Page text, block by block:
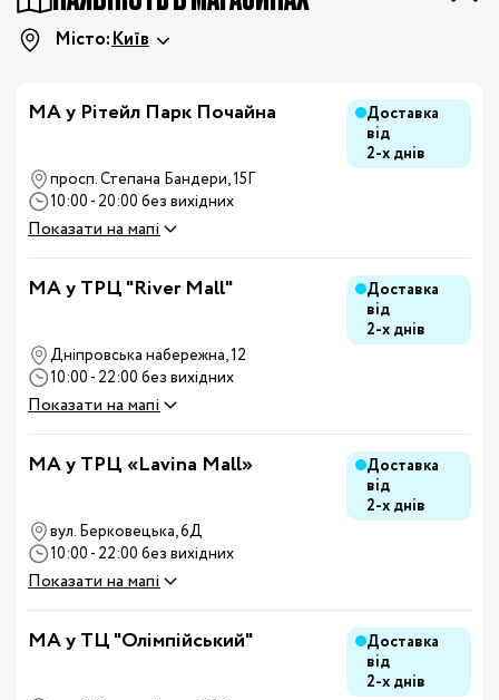
Місто:Київ
МА у Рітейл Парк Почайна
Доставка
від
2-х днів
просп. Степана Бандери, 15Г
10:00 - 20:00 без вихідних
Показати на мапі
MA у ТРЦ "River Mall"
Доставка
від
2-х днів
Дніпровська набережна, 12
10:00 - 22:00 без вихідних
Показати на мапі
MA у ТРЦ «Lavina Mall»
Доставка
від
2-х днів
вул. Берковецька, 6Д
10:00 - 22:00 без вихідних
Показати на мапі
MA у ТЦ "Олімпійський"
Доставка
від
2-х днів